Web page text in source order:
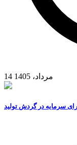
14 مرداد، 1405